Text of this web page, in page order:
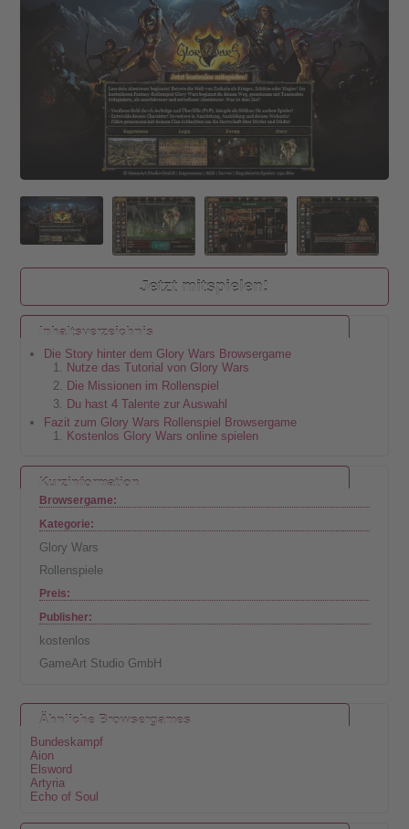
Jetzt mitspielen!
Inhaltsverzeichnis
Die Story hinter dem Glory Wars Browsergame
Nutze das Tutorial von Glory Wars
Die Missionen im Rollenspiel
Du hast 4 Talente zur Auswahl
Fazit zum Glory Wars Rollenspiel Browsergame
Kostenlos Glory Wars online spielen
Kurzinformation
Browsergame:
Kategorie:
Glory Wars
Rollenspiele
Preis:
Publisher:
kostenlos
GameArt Studio GmbH
Ähnliche Browsergames
Bundeskampf
Aion
Elsword
Artyria
Echo of Soul